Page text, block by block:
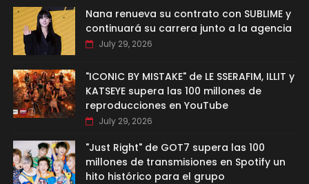
Nana renueva su contrato con SUBLIME y
continuará su carrera junto a la agencia
July 29, 2026
"ICONIC BY MISTAKE" de LE SSERAFIM, ILLIT y
KATSEYE supera las 100 millones de
reproducciones en YouTube
July 29, 2026
"Just Right" de GOT7 supera las 100
millones de transmisiones en Spotify un
hito histórico para el grupo